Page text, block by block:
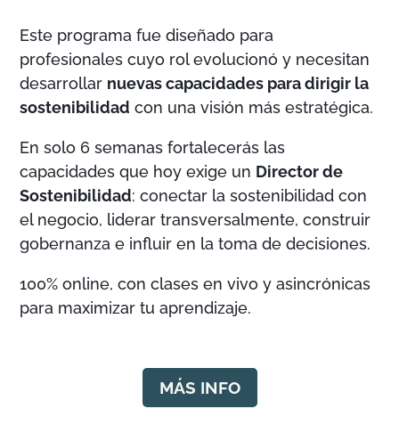
Este programa fue diseñado para
profesionales cuyo rol evolucionó y necesitan
desarrollar nuevas capacidades para dirigir la
sostenibilidad con una visión más estratégica.
En solo 6 semanas fortalecerás las
capacidades que hoy exige un Director de
Sostenibilidad: conectar la sostenibilidad con
el negocio, liderar transversalmente, construir
gobernanza e influir en la toma de decisiones.
100% online, con clases en vivo y asincrónicas
para maximizar tu aprendizaje.
MÁS INFO